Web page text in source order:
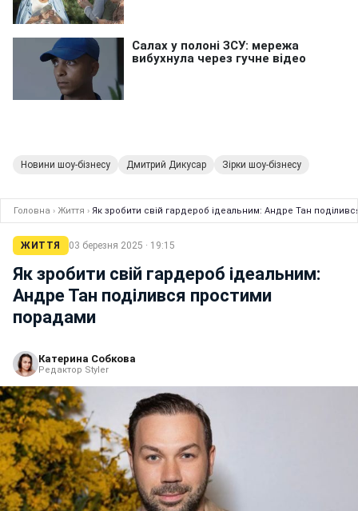
Новини шоу-бізнесу Дмитрий Дикусар Зірки шоу-бізнесу
Головна › Життя › Як зробити свій гардероб ідеальним: Андре Тан
ЖИТТЯ 03 березня 2025 · 19:15
Як зробити свій гардероб ідеальним:
Андре Тан поділився простими
порадами
Катерина Собкова
Редактор Styler